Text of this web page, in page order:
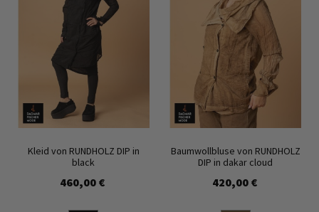
Kleid von RUNDHOLZ DIP in
black
460,00 €
Baumwollbluse von RUNDHOLZ
DIP in dakar cloud
420,00 €